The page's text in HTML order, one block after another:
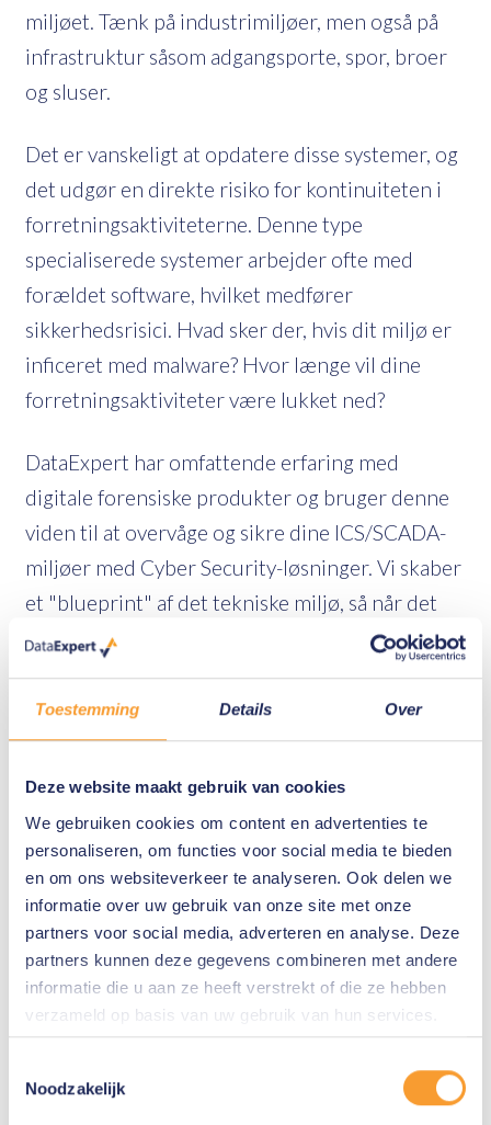
Toestemming Details Over
Deze website maakt gebruik van cookies
We gebruiken cookies om content en advertenties te
personaliseren, om functies voor social media te bieden
en om ons websiteverkeer te analyseren. Ook delen we
informatie over uw gebruik van onze site met onze
partners voor social media, adverteren en analyse. Deze
partners kunnen deze gegevens combineren met andere
informatie die u aan ze heeft verstrekt of die ze hebben
verzameld op basis van uw gebruik van hun services.
Noodzakelijk
miljøet. Tænk på industrimiljøer, men også på
infrastruktur såsom adgangsporte, spor, broer
og sluser.
Det er vanskeligt at opdatere disse systemer, og
det udgør en direkte risiko for kontinuiteten i
forretningsaktiviteterne. Denne type
specialiserede systemer arbejder ofte med
forældet software, hvilket medfører
sikkerhedsrisici. Hvad sker der, hvis dit miljø er
inficeret med malware? Hvor længe vil dine
forretningsaktiviteter være lukket ned?
DataExpert har omfattende erfaring med
digitale forensiske produkter og bruger denne
viden til at overvåge og sikre dine ICS/SCADA-
miljøer med Cyber Security-løsninger. Vi skaber
et "blueprint" af det tekniske miljø, så når det
opfører sig usædvanligt, bliver dit SOC direkte
gjort opmærksom på dette og kan reagere
(eksternt) med det samme. De løsninger, der
anvendes til dette formål, kommer fra
leverandører med mange års erfaring og
dokumenteret succes, herunder
OpenText
Encase.
Venligst kontakt os for at få mere at vide om,
hvad vi kan gøre for dig.
OpenText